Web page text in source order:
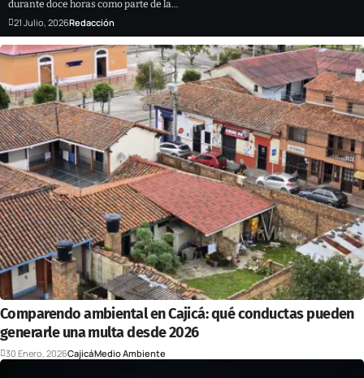
durante doce horas como parte de la…
21 Julio, 2026Redacción
Comparendo ambiental en Cajicá: qué conductas pueden
generarle una multa desde 2026
30 Enero, 2026CajicáMedio Ambiente